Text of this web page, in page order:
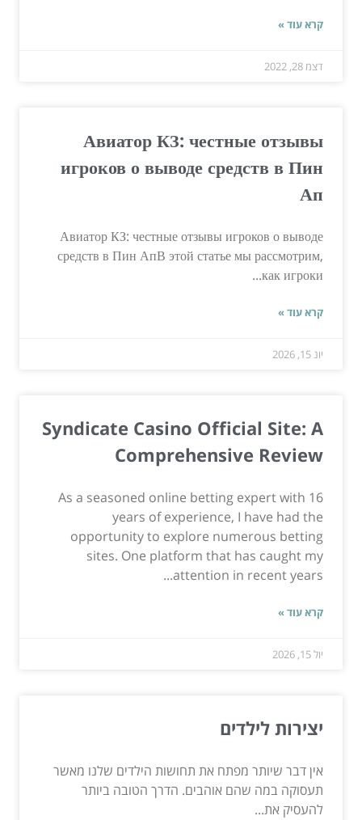
קרא עוד »
דצמ 28, 2022
Авиатор КЗ: честные отзывы
игроков о выводе средств в Пин
Ап
Авиатор КЗ: честные отзывы игроков о выводе
средств в Пин АпВ этой статье мы рассмотрим,
как игроки...
קרא עוד »
יונ 15, 2026
Syndicate Casino Official Site: A
Comprehensive Review
As a seasoned online betting expert with 16
years of experience, I have had the
opportunity to explore numerous betting
sites. One platform that has caught my
attention in recent years...
קרא עוד »
יול 15, 2026
יצירות לילדים
אין דבר שיותר מפתח את תחושות הילדים שלנו מאשר
תעסוקה במה שהם אוהבים. הדרך הטובה ביותר
להעסיק את...